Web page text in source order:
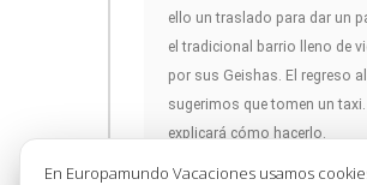
ello un traslado para dar un
el tradicional barrio lleno de
por sus Geishas. El regreso
sugerimos que tomen un
explicará cómo hacerlo.
En Europamundo Vacaciones usamos